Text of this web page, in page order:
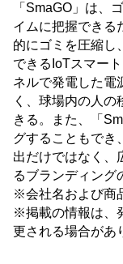
「SmaGO」は、
イムに把握できる
的にゴミを圧縮し
できるIoTスマー
ネルで発電した電
く、球場内の人
きる。また、「
グすることもでき
出だけではなく、
るブランディング
※会社名および商
※掲載の情報は、
更される場合があ